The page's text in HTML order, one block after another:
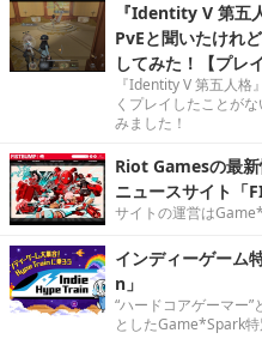
『Identity V 第五
PvEと聞いたけれ
してみた！【プレ
『Identity V 第五人
くプレイしたことが
みました！
Riot Gamesの最
ニュースサイト「
サイトの運営は
インディーゲーム
n」
“ハードコアゲーマー”
としたGame*Spark特